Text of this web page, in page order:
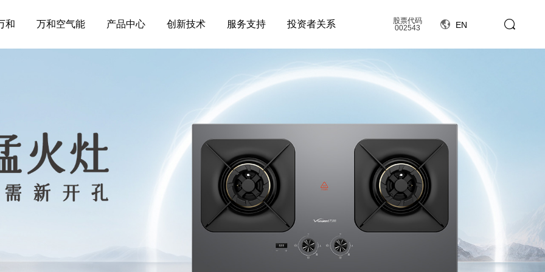
和 万和空气能 产品中心 创新技术 服务支持 投资者关系
股票代码
002543
EN